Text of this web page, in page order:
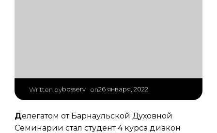
Written bybdsserv on26 января, 2022
Делегатом от Барнаульской Духовной
Семинарии стал студент 4 курса диакон